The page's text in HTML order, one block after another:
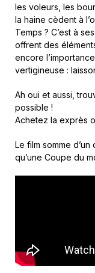
les voleurs, les
la haine cèdent à
Temps ? C’est à
offrent des
encore
vertigineuse :
Ah oui et aussi,
possible !
Achetez la exprès
Le film somme
qu’une Coupe du